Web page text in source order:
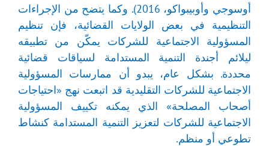
أوسوجي وأوبيبواكو، 2016). وكما يتضح من الإجراءات
التنظيمية في بعض الولايات القضائية، فإن تنظيم
المسؤولية الاجتماعية للشركات يمكّن من تطبيقه
ليلائم أجندة التنمية المستدامة لسياقات قضائية
محددة. بشكل عام، يبدو أن ممارسات المسؤولية
الاجتماعية للشركات التقليدية قد اتبعت نهج «احتياجات
أصحاب المصلحة» الذي يمكنه تكييف المسؤولية
الاجتماعية للشركات لتعزيز التنمية المستدامة كنشاط
تطوعي أو منظم.